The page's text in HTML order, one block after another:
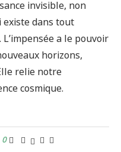
invisible, non
existe dans tout
L’impensée a le pouvoir
horizons,
relie notre
cosmique.
0